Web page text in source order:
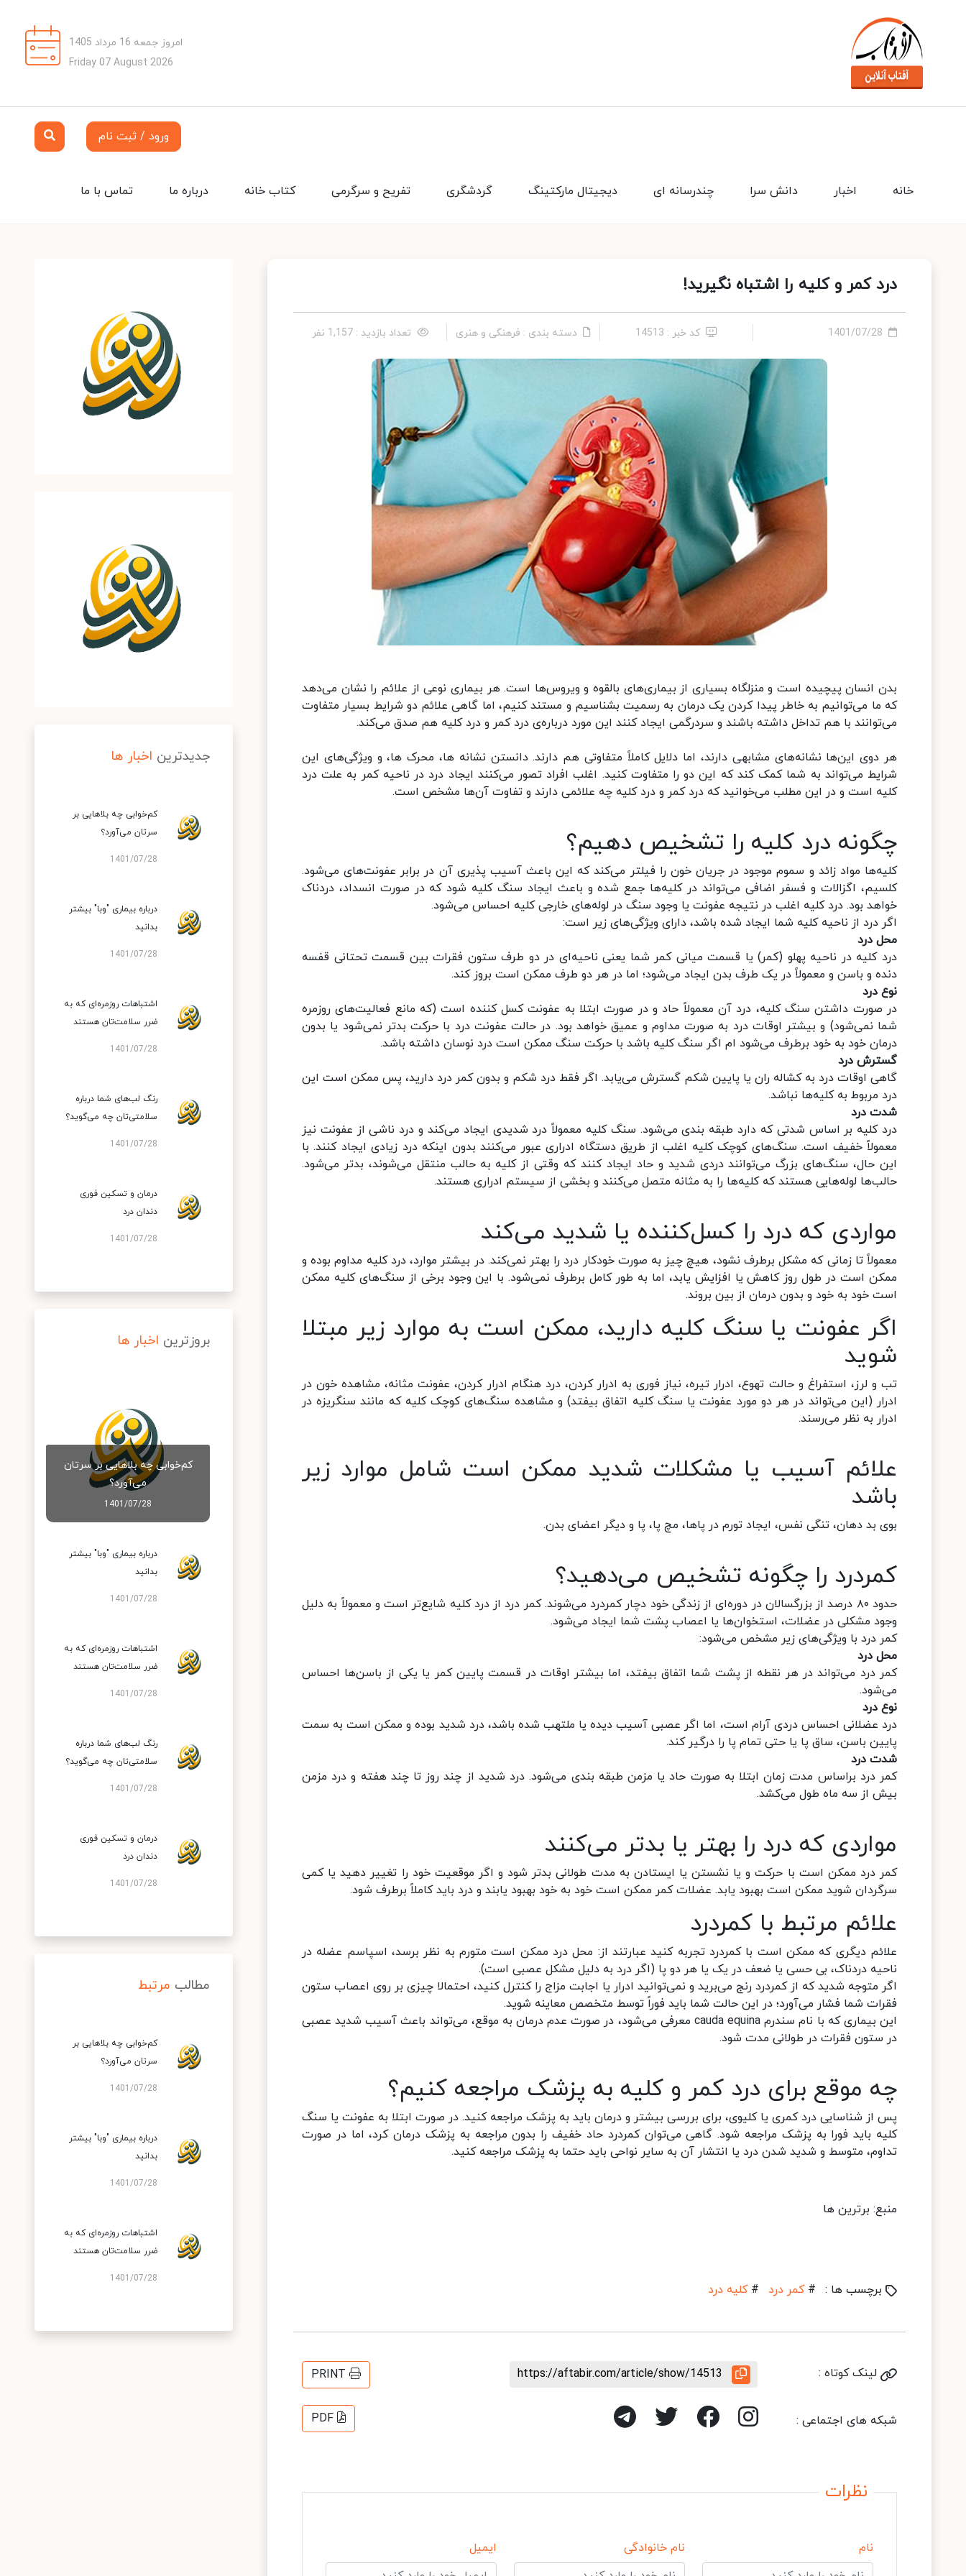
امروز جمعه 16 مرداد 1405
Friday 07 August 2026
ورود / ثبت نام
تماس با ما درباره ما کتاب خانه تفریح و سرگرمی گردشگری دیجیتال مارکتینگ چندرسانه ای دانش سرا اخبار خانه
درد کمر و کلیه را اشتباه نگیرید!
1401/07/28 کد خبر : 14513 دسته بندی : فرهنگی و هنری تعداد بازدید : 1,157 نفر
بدن انسان پیچیده است و منزلگاه بسیاری از بیماری‌های بالقوه و ویروس‌ها است. هر بیماری نوعی از علائم را نشان می‌دهد
که ما می‌توانیم به خاطر پیدا کردن یک درمان به رسمیت بشناسیم و مستند کنیم، اما گاهی علائم دو شرایط بسیار متفاوت
می‌توانند با هم تداخل داشته باشند و سردرگمی ایجاد کنند این مورد درباره‌ی درد کمر و درد کلیه هم صدق می‌کند.
هر دوی این‌ها نشانه‌های مشابهی دارند، اما دلایل کاملاً متفاوتی هم دارند. دانستن نشانه ها، محرک ها، و ویژگی‌های این
شرایط می‌تواند به شما کمک کند که این دو را متفاوت کنید. اغلب افراد تصور می‌کنند ایجاد درد در ناحیه کمر به علت درد
کلیه است و در این مطلب می‌خوانید که درد کمر و درد کلیه چه علائمی دارند و تفاوت آن‌ها مشخص است.
چگونه درد کلیه را تشخیص دهیم؟
کلیه‌ها مواد زائد و سموم موجود در جریان خون را فیلتر می‌کند که این باعث آسیب پذیری آن در برابر عفونت‌های می‌شود.
کلسیم، اگزالات و فسفر اضافی می‌تواند در کلیه‌ها جمع شده و باعث ایجاد سنگ کلیه شود که در صورت انسداد، دردناک
خواهد بود. درد کلیه اغلب در نتیجه عفونت یا وجود سنگ در لوله‌های خارجی کلیه احساس می‌شود.
اگر درد از ناحیه کلیه شما ایجاد شده باشد، دارای ویژگی‌های زیر است:
محل درد
درد کلیه در ناحیه پهلو (کمر) یا قسمت میانی کمر شما یعنی ناحیه‌ای در دو طرف ستون فقرات بین قسمت تحتانی قفسه
دنده و باسن و معمولاً در یک طرف بدن ایجاد می‌شود؛ اما در هر دو طرف ممکن است بروز کند.
نوع درد
در صورت داشتن سنگ کلیه، درد آن معمولاً حاد و در صورت ابتلا به عفونت کسل کننده است (که مانع فعالیت‌های روزمره
شما نمی‌شود) و بیشتر اوقات درد به صورت مداوم و عمیق خواهد بود. در حالت عفونت درد با حرکت بدتر نمی‌شود یا بدون
درمان خود به خود برطرف می‌شود ام اگر سنگ کلیه باشد با حرکت سنگ ممکن است درد نوسان داشته باشد.
گسترش درد
گاهی اوقات درد به کشاله ران یا پایین شکم گسترش می‌یابد. اگر فقط درد شکم و بدون کمر درد دارید، پس ممکن است این
درد مربوط به کلیه‌ها نباشد.
شدت درد
درد کلیه بر اساس شدتی که دارد طبقه بندی می‌شود. سنگ کلیه معمولاً درد شدیدی ایجاد می‌کند و درد ناشی از عفونت نیز
معمولاً خفیف است. سنگ‌های کوچک کلیه اغلب از طریق دستگاه ادراری عبور می‌کنند بدون اینکه درد زیادی ایجاد کنند. با
این حال، سنگ‌های بزرگ می‌توانند دردی شدید و حاد ایجاد کنند که وقتی از کلیه به حالب منتقل می‌شوند، بدتر می‌شود.
حالب‌ها لوله‌هایی هستند که کلیه‌ها را به مثانه متصل می‌کنند و بخشی از سیستم ادراری هستند.
مواردی که درد را کسل‌کننده یا شدید می‌کند
معمولاً تا زمانی که مشکل برطرف نشود، هیچ چیز به صورت خودکار درد را بهتر نمی‌کند. در بیشتر موارد، درد کلیه مداوم بوده و
ممکن است در طول روز کاهش یا افزایش یابد، اما به طور کامل برطرف نمی‌شود. با این وجود برخی از سنگ‌های کلیه ممکن
است خود به خود و بدون درمان از بین بروند.
اگر عفونت یا سنگ کلیه دارید، ممکن است به موارد زیر مبتلا
شوید
تب و لرز، استفراغ و حالت تهوع، ادرار تیره، نیاز فوری به ادرار کردن، درد هنگام ادرار کردن، عفونت مثانه، مشاهده خون در
ادرار (این می‌تواند در هر دو مورد عفونت یا سنگ کلیه اتفاق بیفتد) و مشاهده سنگ‌های کوچک کلیه که مانند سنگریزه در
ادرار به نظر می‌رسند.
علائم آسیب یا مشکلات شدید ممکن است شامل موارد زیر
باشد
بوی بد دهان، تنگی نفس، ایجاد تورم در پاها، مچ پا، پا و دیگر اعضای بدن.
کمردرد را چگونه تشخیص می‌دهید؟
حدود ۸۰ درصد از بزرگسالان در دوره‌ای از زندگی خود دچار کمردرد می‌شوند. کمر درد از درد کلیه شایع‌تر است و معمولاً به دلیل
وجود مشکلی در عضلات، استخوان‌ها یا اعصاب پشت شما ایجاد می‌شود.
کمر درد با ویژگی‌های زیر مشخص می‌شود:
محل درد
کمر درد می‌تواند در هر نقطه از پشت شما اتفاق بیفتد، اما بیشتر اوقات در قسمت پایین کمر یا یکی از باسن‌ها احساس
می‌شود.
نوع درد
درد عضلانی احساس دردی آرام است، اما اگر عصبی آسیب دیده یا ملتهب شده باشد، درد شدید بوده و ممکن است به سمت
پایین باسن، ساق پا یا حتی تمام پا را درگیر کند.
شدت درد
کمر درد براساس مدت زمان ابتلا به صورت حاد یا مزمن طبقه بندی می‌شود. درد شدید از چند روز تا چند هفته و درد مزمن
بیش از سه ماه طول می‌کشد.
مواردی که درد را بهتر یا بدتر می‌کنند
کمر درد ممکن است با حرکت و یا نشستن یا ایستادن به مدت طولانی بدتر شود و اگر موقعیت خود را تغییر دهید یا کمی
سرگردان شوید ممکن است بهبود یابد. عضلات کمر ممکن است خود به خود بهبود یابند و درد باید کاملاً برطرف شود.
علائم مرتبط با کمردرد
علائم دیگری که ممکن است با کمردرد تجربه کنید عبارتند از: محل درد ممکن است متورم به نظر برسد، اسپاسم عضله در
ناحیه دردناک، بی حسی یا ضعف در یک یا هر دو پا (اگر درد به دلیل مشکل عصبی است).
اگر متوجه شدید که از کمردرد رنج می‌برید و نمی‌توانید ادرار یا اجابت مزاج را کنترل کنید، احتمالا چیزی بر روی اعصاب ستون
فقرات شما فشار می‌آورد؛ در این حالت شما باید فوراً توسط متخصص معاینه شوید.
این بیماری که با نام سندرم cauda equina معرفی می‌شود، در صورت عدم درمان به موقع، می‌تواند باعث آسیب شدید عصبی
در ستون فقرات در طولانی مدت شود.
چه موقع برای درد کمر و کلیه به پزشک مراجعه کنیم؟
پس از شناسایی درد کمری یا کلیوی، برای بررسی بیشتر و درمان باید به پزشک مراجعه کنید. در صورت ابتلا به عفونت یا سنگ
کلیه باید فورا به پزشک مراجعه شود. گاهی می‌توان کمردرد حاد خفیف را بدون مراجعه به پزشک درمان کرد، اما در صورت
تداوم، متوسط و شدید شدن درد یا انتشار آن به سایر نواحی باید حتما به پزشک مراجعه کنید.
منبع: برترین ها
برچسب ها : # کمر درد # کلیه درد
لینک کوتاه : https://aftabir.com/article/show/14513
PRINT
شبکه های اجتماعی : PDF
نظرات
نام نام خانوادگی ایمیل
جدیدترین اخبار ها
کم‌خوابی چه بلاهایی بر
سرتان می‌آورد؟
1401/07/28
درباره بیماری "وبا" بیشتر
بدانید
1401/07/28
اشتباهات روزمره‌ای که به
ضرر سلامت‌تان هستند
1401/07/28
رنگ لب‌های شما درباره
سلامتی‌تان چه می‌گوید؟
1401/07/28
درمان و تسکین فوری
دندان درد
1401/07/28
بروزترین اخبار ها
کم‌خوابی چه بلاهایی بر سرتان
می‌آورد؟
1401/07/28
درباره بیماری "وبا" بیشتر
بدانید
1401/07/28
اشتباهات روزمره‌ای که به
ضرر سلامت‌تان هستند
1401/07/28
رنگ لب‌های شما درباره
سلامتی‌تان چه می‌گوید؟
1401/07/28
درمان و تسکین فوری
دندان درد
1401/07/28
مطالب مرتبط
کم‌خوابی چه بلاهایی بر
سرتان می‌آورد؟
1401/07/28
درباره بیماری "وبا" بیشتر
بدانید
1401/07/28
اشتباهات روزمره‌ای که به
ضرر سلامت‌تان هستند
1401/07/28